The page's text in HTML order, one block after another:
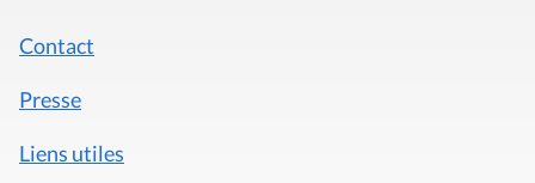
Contact
Presse
Liens utiles